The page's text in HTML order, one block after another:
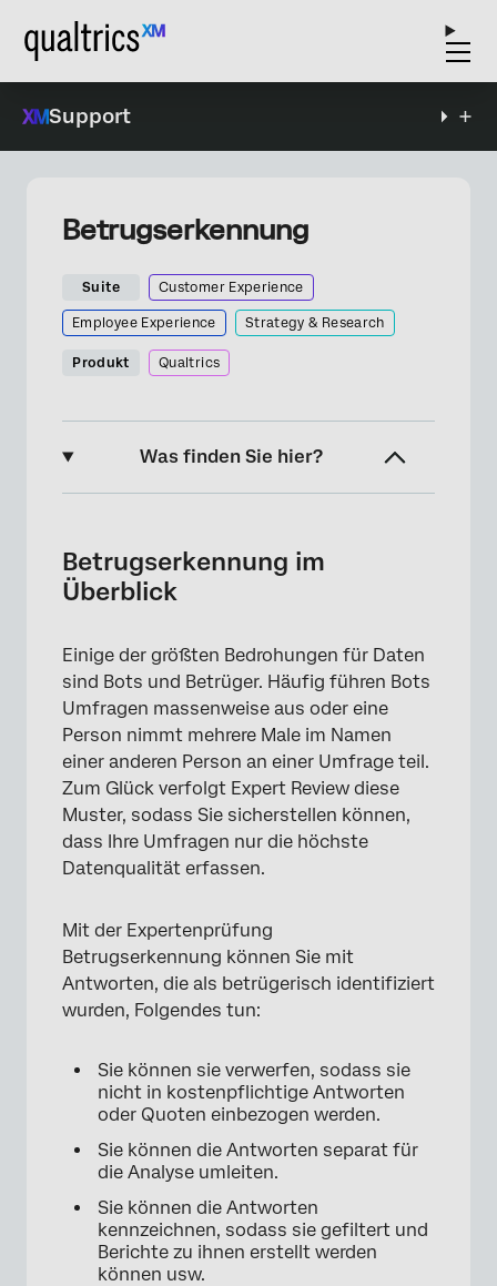
Support
Betrugserkennung
Suite Customer Experience
Employee Experience Strategy & Research
Produkt Qualtrics
Was finden Sie hier?
Aktivieren von Betrugserkennung
Mehrfache Einreichung verhindern
Sicherheitsscan-Monitor
Erkennung von Duplikaten
Ersetzen der RelevantID durch Erkennung von
Duplikaten
Hinzufügen von Feldern zur
Betrugsaufdeckung zum Umfrage
Betrugserkennung im
Überblick
Einige der größten Bedrohungen für Daten
sind Bots und Betrüger. Häufig führen Bots
Umfragen massenweise aus oder eine
Person nimmt mehrere Male im Namen
einer anderen Person an einer Umfrage teil.
Zum Glück verfolgt Expert Review diese
Muster, sodass Sie sicherstellen können,
dass Ihre Umfragen nur die höchste
Datenqualität erfassen.
Mit der Expertenprüfung
Betrugserkennung können Sie mit
Antworten, die als betrügerisch identifiziert
wurden, Folgendes tun:
Sie können sie verwerfen, sodass sie
nicht in kostenpflichtige Antworten
oder Quoten einbezogen werden.
Sie können die Antworten separat für
die Analyse umleiten.
Sie können die Antworten
kennzeichnen, sodass sie gefiltert und
Berichte zu ihnen erstellt werden
können usw.